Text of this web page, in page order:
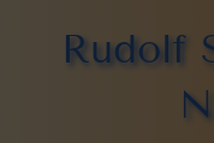
springenRudolf